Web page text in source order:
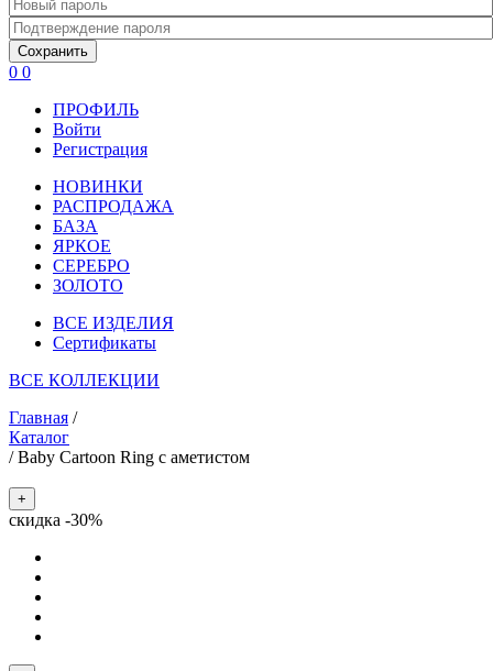
Сохранить
0 0
ПРОФИЛЬ
Войти
Регистрация
НОВИНКИ
РАСПРОДАЖА
БАЗА
ЯРКОЕ
СЕРЕБРО
ЗОЛОТО
ВСЕ ИЗДЕЛИЯ
Сертификаты
ВСЕ КОЛЛЕКЦИИ
Главная /
Каталог
/Baby Cartoon Ring с аметистом
+
скидка -30%